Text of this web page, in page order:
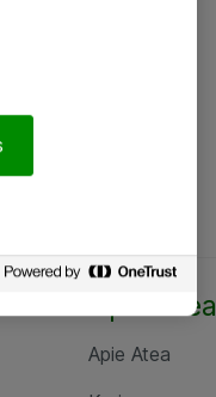
Apie Atea
Apie Atea